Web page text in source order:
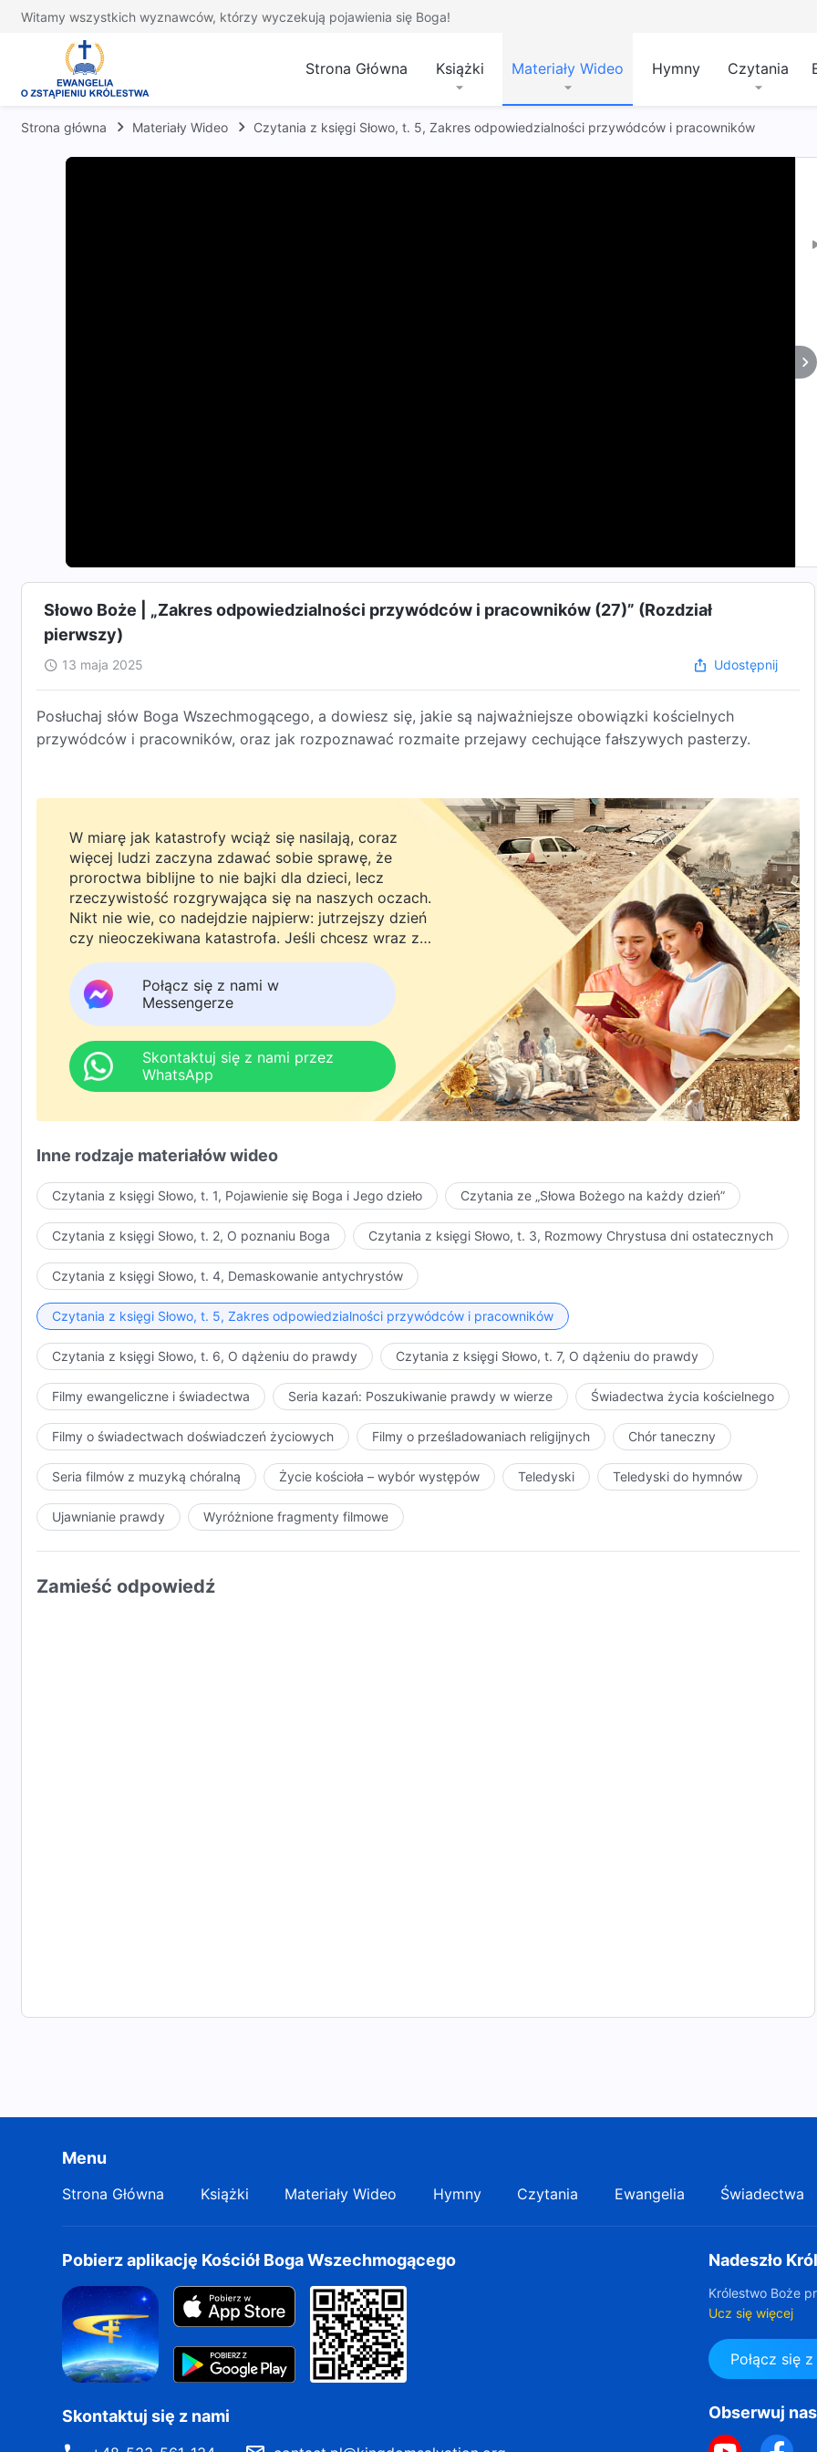
Witamy wszystkich wyznawców, którzy wyczekują pojawienia się Boga!
Strona Główna Książki Materiały Wideo Hymny Czytania
Strona główna Materiały Wideo Czytania z księgi Słowo, t. 5, Zakres odpowiedzialności przywódców i pracowników
Słowo Boże | „Zakres odpowiedzialności przywódców i pracowników (27)” (Rozdział
pierwszy)
13 maja 2025 Udostępnij
Posłuchaj słów Boga Wszechmogącego, a dowiesz się, jakie są najważniejsze obowiązki kościelnych
przywódców i pracowników, oraz jak rozpoznawać rozmaite przejawy cechujące fałszywych pasterzy.
W miarę jak katastrofy wciąż się nasilają, coraz
więcej ludzi zaczyna zdawać sobie sprawę, że
proroctwa biblijne to nie bajki dla dzieci, lecz
rzeczywistość rozgrywająca się na naszych oczach.
Nikt nie wie, co nadejdzie najpierw: jutrzejszy dzień
czy nieoczekiwana katastrofa. Jeśli chcesz wraz z
rodziną powitać powrót Pana i znaleźć
bezpieczeństwo pod Bożą ochroną, kliknij
WhatsAppa lub Messengera, aby dołączyć do
naszej grupy studyjnej. Nie odkładaj tego do jutra.
Połącz się z nami w
Messengerze
Skontaktuj się z nami przez
WhatsApp
Inne rodzaje materiałów wideo
Czytania z księgi Słowo, t. 1, Pojawienie się Boga i Jego dzieło Czytania ze „Słowa Bożego na każdy dzień”
Czytania z księgi Słowo, t. 2, O poznaniu Boga Czytania z księgi Słowo, t. 3, Rozmowy Chrystusa dni ostatecznych
Czytania z księgi Słowo, t. 4, Demaskowanie antychrystów
Czytania z księgi Słowo, t. 5, Zakres odpowiedzialności przywódców i pracowników
Czytania z księgi Słowo, t. 6, O dążeniu do prawdy Czytania z księgi Słowo, t. 7, O dążeniu do prawdy
Filmy ewangeliczne i świadectwa Seria kazań: Poszukiwanie prawdy w wierze Świadectwa życia kościelnego
Filmy o świadectwach doświadczeń życiowych Filmy o prześladowaniach religijnych Chór taneczny
Seria filmów z muzyką chóralną Życie kościoła – wybór występów Teledyski Teledyski do hymnów
Ujawnianie prawdy Wyróżnione fragmenty filmowe
Zamieść odpowiedź
Menu
Strona Główna Książki Materiały Wideo Hymny Czytania Ewangelia Świadectwa
Pobierz aplikację Kościół Boga Wszechmogącego
Skontaktuj się z nami
Nadeszło
Królestwo Boże
Ucz się więcej
Połącz się
Obserwuj nas